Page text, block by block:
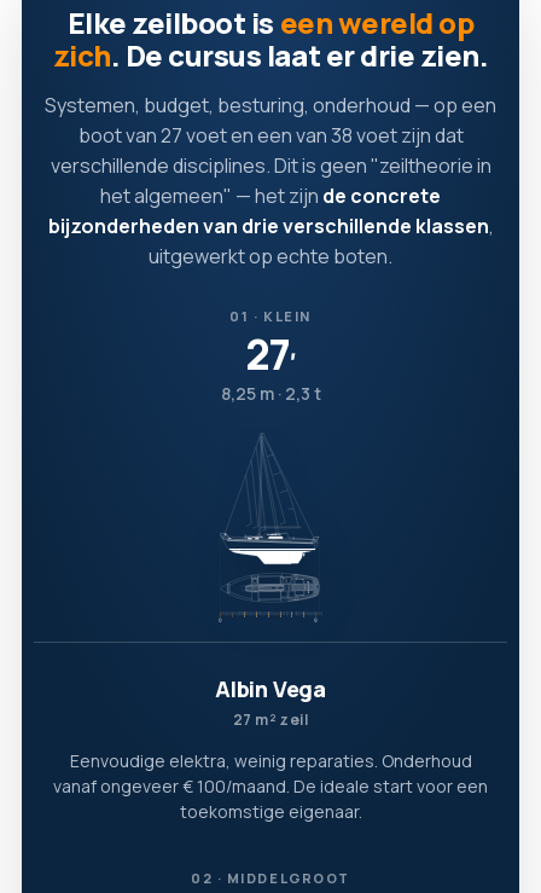
Elke zeilboot is een wereld op
zich. De cursus laat er drie zien.
Systemen, budget, besturing, onderhoud — op een
boot van 27 voet en een van 38 voet zijn dat
verschillende disciplines. Dit is geen "zeiltheorie in
het algemeen" — het zijn de concrete
bijzonderheden van drie verschillende klassen,
uitgewerkt op echte boten.
01 · KLEIN
27′
8,25 m · 2,3 t
Albin Vega
27 m² zeil
Eenvoudige elektra, weinig reparaties. Onderhoud
vanaf ongeveer € 100/maand. De ideale start voor een
toekomstige eigenaar.
02 · MIDDELGROOT